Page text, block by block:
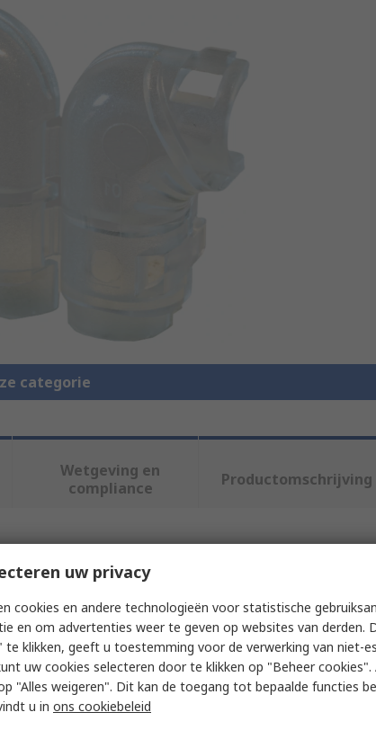
categorie
Wetgeving en
compliance
Productomschrijving
kenmerken te selecteren.
Waarde
TUK Limited
Type Patch Lead
uw privacy
cookies en andere technologieën voor statistische
en om advertenties weer te geven op websites van derden.
te klikken, geeft u toestemming voor de verwerking van niet-
uw cookies selecteren door te klikken op "Beheer
"Alles weigeren". Dit kan de toegang tot bepaalde functies
u in ons cookiebeleid